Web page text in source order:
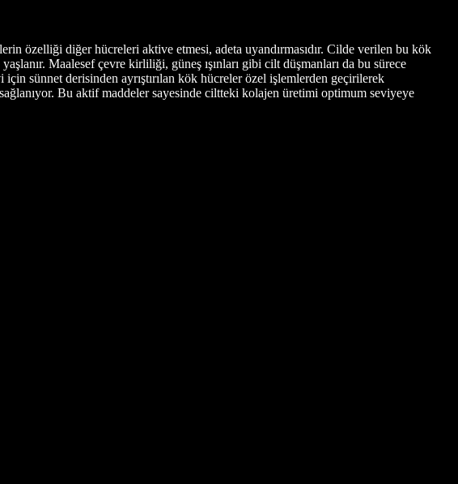
özelliği diğer hücreleri aktive etmesi, adeta uyandırmasıdır. Cilde verilen bu kök
Maalesef çevre kirliliği, güneş ışınları gibi cilt düşmanları da bu sürece
sünnet derisinden ayrıştırılan kök hücreler özel işlemlerden geçirilerek
Bu aktif maddeler sayesinde ciltteki kolajen üretimi optimum seviyeye